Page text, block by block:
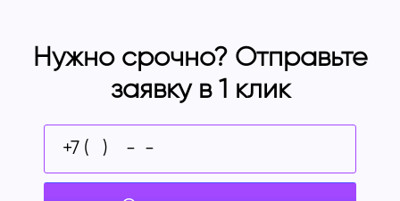
Нужно срочно? Отправьте
заявку в 1 клик